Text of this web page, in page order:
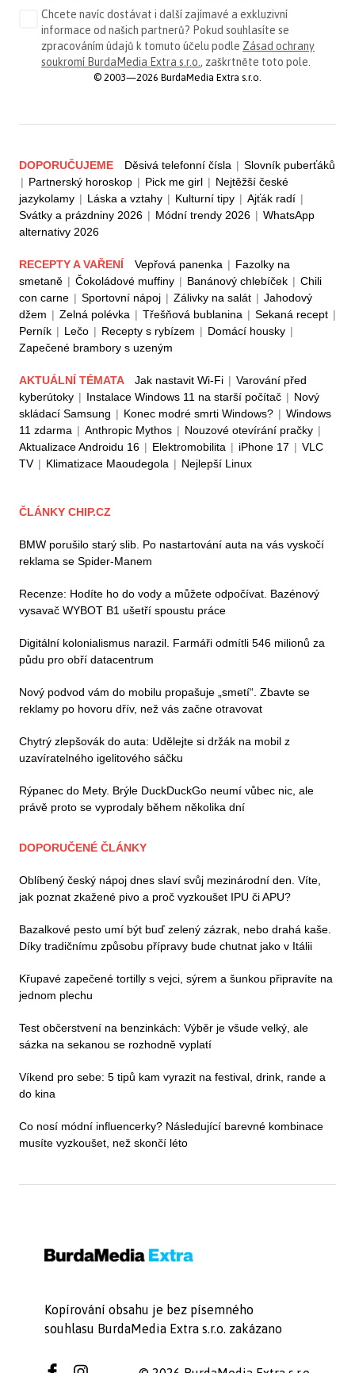
Chcete navíc dostávat i další zajímavé a exkluzivní
informace od našich partnerů? Pokud souhlasíte se
zpracováním údajů k tomuto účelu podle Zásad ochrany
soukromí BurdaMedia Extra s.r.o., zaškrtněte toto pole.
© 2003—2026 BurdaMedia Extra s.r.o.
DOPORUČUJEME Děsivá telefonní čísla | Slovník puberťáků
| Partnerský horoskop | Pick me girl | Nejtěžší české
jazykolamy | Láska a vztahy | Kulturní tipy | Ajťák radí |
Svátky a prázdniny 2026 | Módní trendy 2026 | WhatsApp
alternativy 2026
RECEPTY A VAŘENÍ Vepřová panenka | Fazolky na
smetaně | Čokoládové muffiny | Banánový chlebíček | Chili
con carne | Sportovní nápoj | Zálivky na salát | Jahodový
džem | Zelná polévka | Třešňová bublanina | Sekaná recept |
Perník | Lečo | Recepty s rybízem | Domácí housky |
Zapečené brambory s uzeným
AKTUÁLNÍ TÉMATA Jak nastavit Wi-Fi | Varování před
kyberútoky | Instalace Windows 11 na starší počítač | Nový
skládací Samsung | Konec modré smrti Windows? | Windows
11 zdarma | Anthropic Mythos | Nouzové otevírání pračky |
Aktualizace Androidu 16 | Elektromobilita | iPhone 17 | VLC
TV | Klimatizace Maoudegola | Nejlepší Linux
ČLÁNKY CHIP.CZ
BMW porušilo starý slib. Po nastartování auta na vás vyskočí
reklama se Spider-Manem
Recenze: Hodíte ho do vody a můžete odpočívat. Bazénový
vysavač WYBOT B1 ušetří spoustu práce
Digitální kolonialismus narazil. Farmáři odmítli 546 milionů za
půdu pro obří datacentrum
Nový podvod vám do mobilu propašuje „smetí“. Zbavte se
reklamy po hovoru dřív, než vás začne otravovat
Chytrý zlepšovák do auta: Udělejte si držák na mobil z
uzavíratelného igelitového sáčku
Rýpanec do Mety. Brýle DuckDuckGo neumí vůbec nic, ale
právě proto se vyprodaly během několika dní
DOPORUČENÉ ČLÁNKY
Oblíbený český nápoj dnes slaví svůj mezinárodní den. Víte,
jak poznat zkažené pivo a proč vyzkoušet IPU či APU?
Bazalkové pesto umí být buď zelený zázrak, nebo drahá kaše.
Díky tradičnímu způsobu přípravy bude chutnat jako v Itálii
Křupavé zapečené tortilly s vejci, sýrem a šunkou připravíte na
jednom plechu
Test občerstvení na benzinkách: Výběr je všude velký, ale
sázka na sekanou se rozhodně vyplatí
Víkend pro sebe: 5 tipů kam vyrazit na festival, drink, rande a
do kina
Co nosí módní influencerky? Následující barevné kombinace
musíte vyzkoušet, než skončí léto
Kopírování obsahu je bez písemného
souhlasu BurdaMedia Extra s.r.o. zakázano